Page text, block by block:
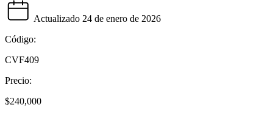
Actualizado 24 de enero de 2026
Código:
CVF409
Precio:
$240,000